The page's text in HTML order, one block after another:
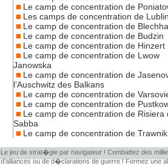
Le camp de concentration de
Les camps de concentration de
Le camp de concentration de
Le camp de concentration de Budzin
Le camp de concentration de Hinzert
Le camp de concentration de Lwow
Janowska
Le camp de concentration de
l’Auschwitz des Balkans
Le camp de concentration de
Le camp de concentration de
Le camp de concentration de Risiera
Sabba
Le camp de concentration de
Le jeu de strat�gie par navigateur ! Combattez des
d'alliances ou de d�clarations de guerre ! Formez une